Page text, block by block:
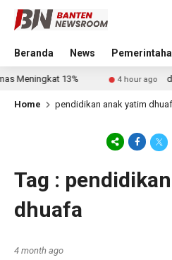
Beranda News
Meningkat 13% 4 hour ago
Home pendidikan anak yatim
Tag :
dhuafa
4 month ago